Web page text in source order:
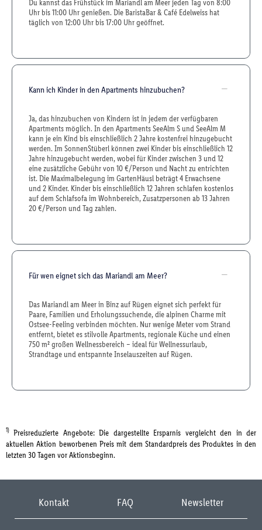
Du kannst das Frühstück im Mariandl am Meer jeden Tag von 8:00
Uhr bis 11:00 Uhr genießen. Die BaristaBar & Café Edelweiss hat
täglich von 12:00 Uhr bis 17:00 Uhr geöffnet.
Kann ich Kinder in den Apartments hinzubuchen?
Ja, das hinzubuchen von Kindern ist in jedem der verfügbaren
Apartments möglich. In den Apartments SeeAlm S und SeeAlm M
kann je ein Kind bis einschließlich 2 Jahre kostenfrei hinzugebucht
werden. Im SonnenStüberl können zwei Kinder bis einschließlich 12
Jahre hinzugebucht werden, wobei für Kinder zwischen 3 und 12
eine zusätzliche Gebühr von 10 €/Person und Nacht zu entrichten
ist. Die Maximalbelegung im GartenHäusl beträgt 4 Erwachsene
und 2 Kinder. Kinder bis einschließlich 12 Jahren schlafen kostenlos
auf dem Schlafsofa im Wohnbereich, Zusatzpersonen ab 13 Jahren
20 €/Person und Tag zahlen.
Für wen eignet sich das Mariandl am Meer?
Das Mariandl am Meer in Binz auf Rügen eignet sich perfekt für
Paare, Familien und Erholungssuchende, die alpinen Charme mit
Ostsee-Feeling verbinden möchten. Nur wenige Meter vom Strand
entfernt, bietet es stilvolle Apartments, regionale Küche und einen
750 m² großen Wellnessbereich – ideal für Wellnessurlaub,
Strandtage und entspannte Inselauszeiten auf Rügen.
1) Preisreduzierte Angebote: Die dargestellte Ersparnis vergleicht den in der
aktuellen Aktion beworbenen Preis mit dem Standardpreis des Produktes in den
letzten 30 Tagen vor Aktionsbeginn.
Kontakt FAQ Newsletter